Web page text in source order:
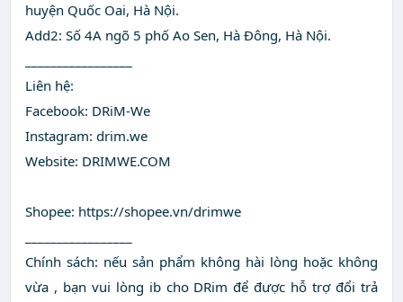
huyện Quốc Oai, Hà Nội.
Add2: Số 4A ngõ 5 phố Ao Sen, Hà Đông, Hà Nội.
Liên hệ:
Facebook: DRiM-We
Instagram: drim.we
Website: DRIMWE.COM
Shopee: https://shopee.vn/drimwe
Chính sách: nếu sản phẩm không hài lòng hoặc không
vừa , bạn vui lòng ib cho DRim để được hỗ trợ đổi trả